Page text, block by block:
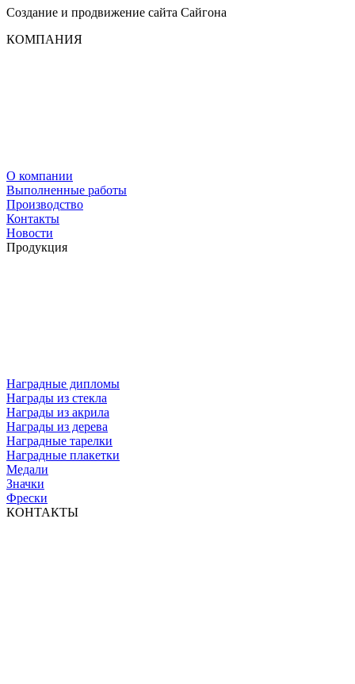
Создание и продвижение сайта Сайгона
КОМПАНИЯ
О компании
Выполненные работы
Производство
Контакты
Новости
Продукция
Наградные дипломы
Награды из стекла
Награды из акрила
Награды из дерева
Наградные тарелки
Наградные плакетки
Медали
Значки
Фрески
КОНТАКТЫ